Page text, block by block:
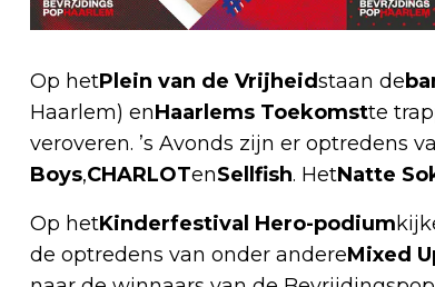
Op hetPlein van de Vrijheidstaan de
Haarlem) enHaarlems Toekomstte
veroveren. ’s Avonds zijn er optredens
Boys,CHARLOTenSellfish. HetNatte
Op hetKinderfestival Hero-podium
de optredens van onder andereMixed